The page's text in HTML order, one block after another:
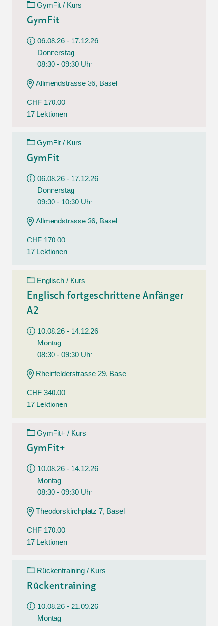
GymFit / Kurs
GymFit
06.08.26 - 17.12.26
Donnerstag
08:30 - 09:30 Uhr
Allmendstrasse 36, Basel
CHF 170.00
17 Lektionen
GymFit / Kurs
GymFit
06.08.26 - 17.12.26
Donnerstag
09:30 - 10:30 Uhr
Allmendstrasse 36, Basel
CHF 170.00
17 Lektionen
Englisch / Kurs
Englisch fortgeschrittene Anfänger
A2
10.08.26 - 14.12.26
Montag
08:30 - 09:30 Uhr
Rheinfelderstrasse 29, Basel
CHF 340.00
17 Lektionen
GymFit+ / Kurs
GymFit+
10.08.26 - 14.12.26
Montag
08:30 - 09:30 Uhr
Theodorskirchplatz 7, Basel
CHF 170.00
17 Lektionen
Rückentraining / Kurs
Rückentraining
10.08.26 - 21.09.26
Montag